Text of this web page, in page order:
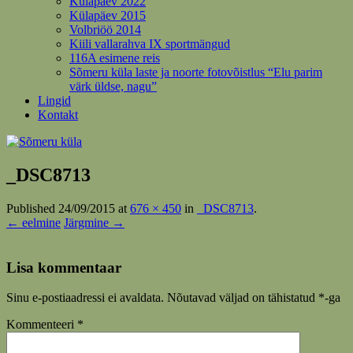
Külapäev 2015
Volbriöö 2014
Kiili vallarahva IX sportmängud
116A esimene reis
Sõmeru küla laste ja noorte fotovõistlus “Elu parim
värk üldse, nagu”
Lingid
Kontakt
_DSC8713
Published 24/09/2015 at 676 × 450 in _DSC8713.
← eelmine Järgmine →
Lisa kommentaar
Sinu e-postiaadressi ei avaldata. Nõutavad väljad on tähistatud *-ga
Kommenteeri *